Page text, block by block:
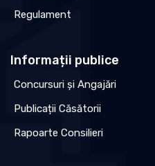
Regulament
Informații publice
Concursuri și Angajări
Publicații Căsătorii
Rapoarte Consilieri